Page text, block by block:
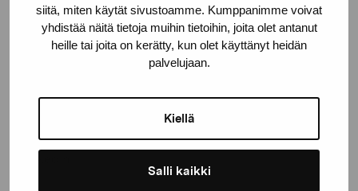
siitä, miten käytät sivustoamme. Kumppanimme voivat
yhdistää näitä tietoja muihin tietoihin, joita olet antanut
heille tai joita on kerätty, kun olet käyttänyt heidän
palvelujaan.
Kiellä
Salli kaikki
© Kuvasto 2026
Dela: